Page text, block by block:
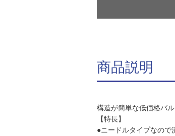
商品説明
構造が簡単な低価格バル
【特長】
●ニードルタイプなので